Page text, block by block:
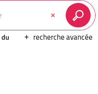
recherche avancée
du